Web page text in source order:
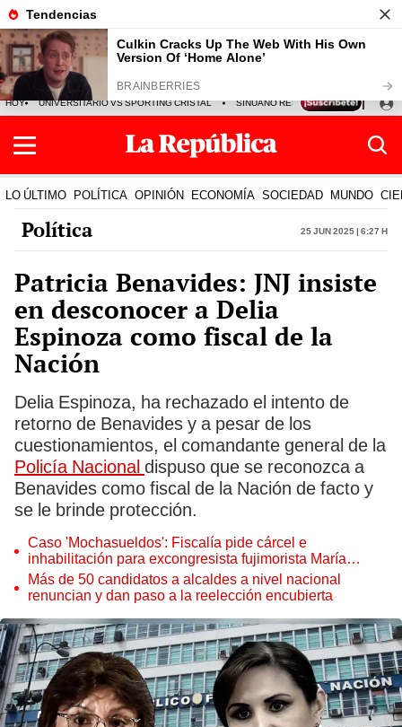
HOY UNIVERSITARIO VS SPORTING CRISTAL SINUANO RESULTADOS HOY
LO ÚLTIMO POLÍTICA OPINIÓN ECONOMÍA SOCIEDAD MUNDO
Política 25 Jun 2025 | 6:27 h
Patricia Benavides: JNJ insiste
en desconocer a Delia
Espinoza como fiscal de la
Nación
Delia Espinoza, ha rechazado el intento de
retorno de Benavides y a pesar de los
cuestionamientos, el comandante general de la
Policía Nacional dispuso que se reconozca a
Benavides como fiscal de la Nación de facto y
se le brinde protección.
Caso 'Mochasueldos': Fiscalía pide cárcel e
inhabilitación para excongresista fujimorista María
Cordero Jon Tay
Más de 50 candidatos a alcaldes a nivel nacional
renuncian y dan paso a la reelección encubierta